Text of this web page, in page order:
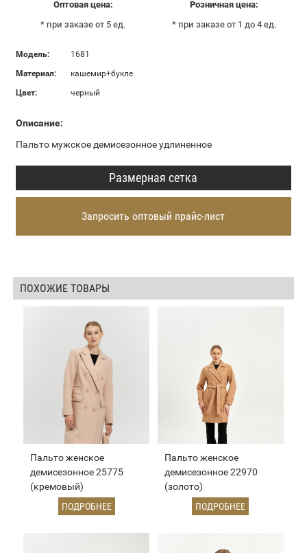
Оптовая цена:
* при заказе от 5 ед.
Розничная цена:
* при заказе от 1 до 4 ед.
Модель:
1681
Материал:
кашемир+букле
Цвет:
черный
Описание:
Пальто мужское демисезонное удлиненное
Размерная сетка
Запросить оптовый прайс-лист
ПОХОЖИЕ ТОВАРЫ
Пальто женское
демисезонное 25775
(кремовый)
ПОДРОБНЕЕ
Пальто женское
демисезонное 22970
(золото)
ПОДРОБНЕЕ